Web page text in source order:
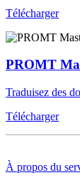
Télécharger
PROMT
Traduisez des
Télécharger
À propos du